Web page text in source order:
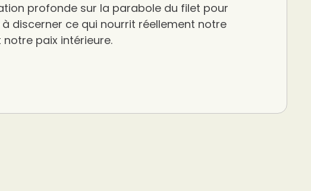
profonde sur la parabole du filet pour
discerner ce qui nourrit réellement notre
paix intérieure.